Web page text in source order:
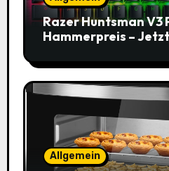
Razer Huntsman V3
Hammerpreis –
Allgemein